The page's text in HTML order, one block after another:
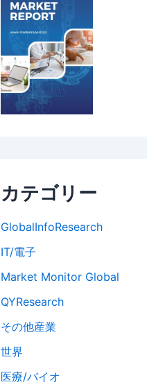
カテゴリー
GlobalInfoResearch
IT/電子
Market Monitor Global
QYResearch
その他産業
世界
医療/バイオ